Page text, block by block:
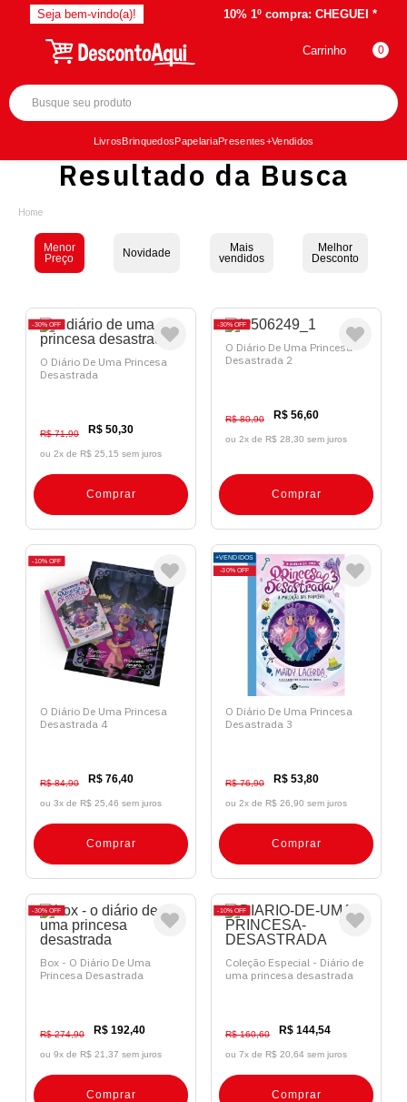
Seja bem-vindo(a)! 10% 1º compra: CHEGUEI *
Carrinho 0
LivrosBrinquedosPapelariaPresentes+Vendidos
Resultado da Busca
Menor
Preço
Novidade
Mais
vendidos
Melhor
Desconto
30% OFF
O Diário De Uma Princesa
Desastrada
R$ 71,90 R$ 50,30
ou 2x de R$ 25,15 sem juros
Comprar
30% OFF
O Diário De Uma Princesa
Desastrada 2
R$ 80,90 R$ 56,60
ou 2x de R$ 28,30 sem juros
Comprar
10% OFF
O Diário De Uma Princesa
Desastrada 4
R$ 84,90 R$ 76,40
ou 3x de R$ 25,46 sem juros
Comprar
+VENDIDOS
30% OFF
O Diário De Uma Princesa
Desastrada 3
R$ 76,90 R$ 53,80
ou 2x de R$ 26,90 sem juros
Comprar
30% OFF
Box - O Diário De Uma
Princesa Desastrada
R$ 274,90 R$ 192,40
ou 9x de R$ 21,37 sem juros
Comprar
10% OFF
Coleção Especial - Diário de
uma princesa desastrada
R$ 160,60 R$ 144,54
ou 7x de R$ 20,64 sem juros
Comprar